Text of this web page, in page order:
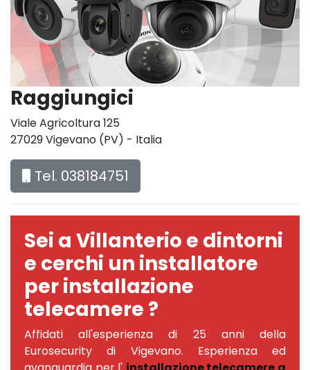
Raggiungici
Viale Agricoltura 125
27029 Vigevano (PV) - Italia
Tel. 038184751
Sei a Villanterio e dintorni
e cerchi un installatore
per installazione
telecamere ?
Affidati all'esperienza di 25 anni della
Eurosecurity di Vigevano. Esperienza ed